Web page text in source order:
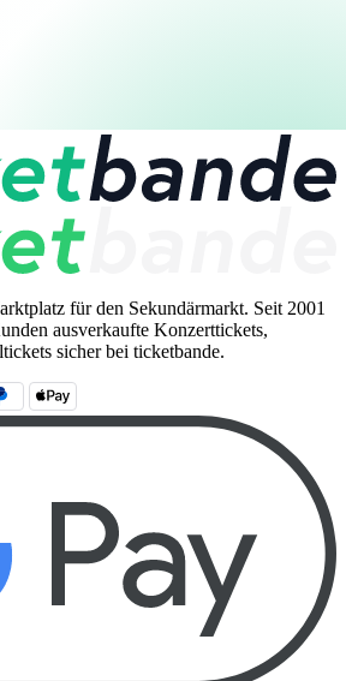
für den Sekundärmarkt. Seit 2001
ausverkaufte Konzerttickets,
sicher bei ticketbande.